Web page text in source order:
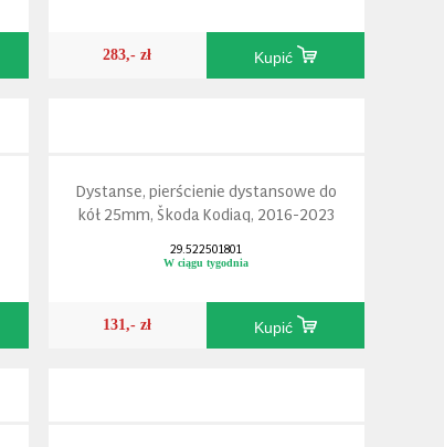
283,- zł Kupić
Dystanse, pierścienie dystansowe do
kół 25mm, Škoda Kodiaq, 2016-2023
29.522501801
W ciągu tygodnia
131,- zł Kupić